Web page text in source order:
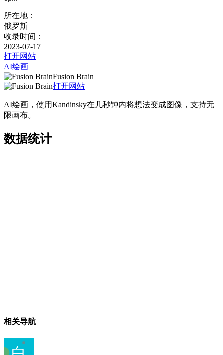
所在地：
俄罗斯
收录时间：
2023-07-17
打开网站
AI绘画
Fusion Brain
打开网站
AI绘画，使用Kandinsky在几秒钟内将想法变成图像，支持无
限画布。
数据统计
相关导航